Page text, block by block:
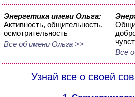
Энергетика имени Ольга:
Активность, общительность,
осмотрительность
Все об имени Ольга >>
Все
Узнай все о своей